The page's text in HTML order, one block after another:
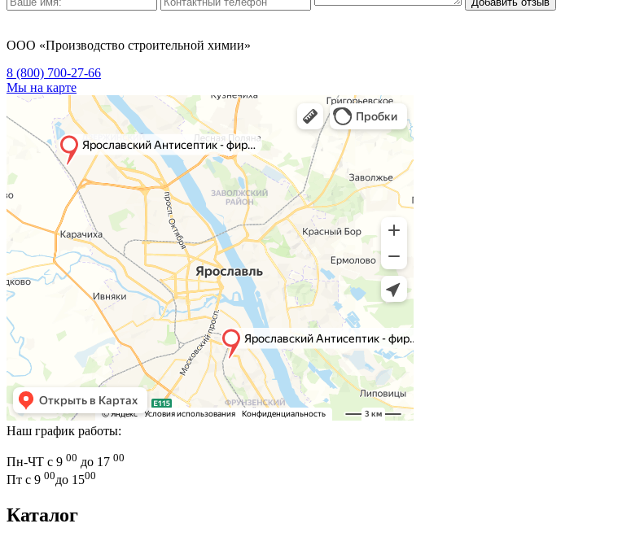
ООО «Производство строительной химии»
8 (800) 700-27-66
Мы на карте
Наш график работы:
Пн-ЧТ с 9 00 до 17 00
Пт с 9 00до 1500
Каталог